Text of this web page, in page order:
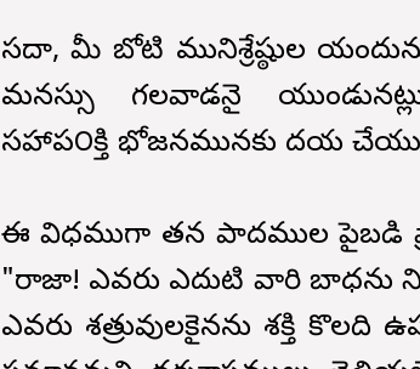
సదా, మీ బోటి మునిశ్రేష్ఠుల
మనస్సు గలవాడనై
సహాప౦క్తి భోజనమునకు దయ
ఈ విధముగా తన పాదముల పైబడి
"రాజా! ఎవరు ఎదుటి వారి బాధను
ఎవరు శత్రువులకైనను శక్తి కొలది